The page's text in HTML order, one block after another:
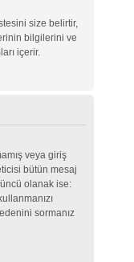
size belirtir,
bilgilerini ve
içerir.
veya giriş
bütün mesaj
olanak ise:
sormanız